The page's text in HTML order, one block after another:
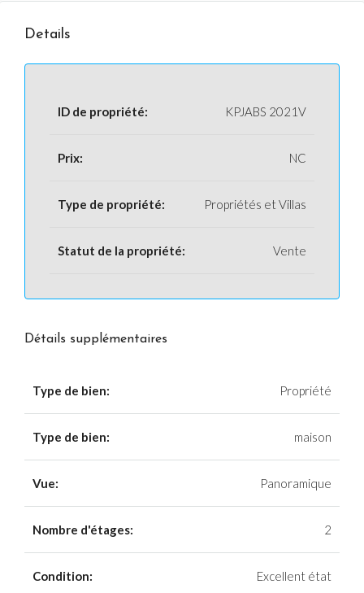
Details
ID de propriété: KPJABS 2021V
Prix: NC
Type de propriété: Propriétés et Villas
Statut de la propriété: Vente
Détails supplémentaires
Type de bien: Propriété
Type de bien: maison
Vue: Panoramique
Nombre d'étages: 2
Condition: Excellent état